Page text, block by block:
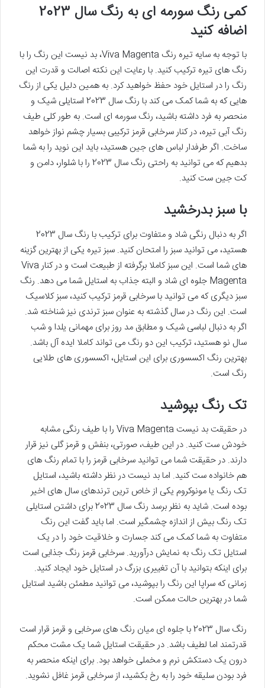
کمی رنگ سورمه ای به رنگ سال 2023
اضافه کنید
با توجه به سایه تیره رنگ Viva Magenta، بد نیست این رنگ را با
رنگ های تیره ترکیب کنید. با رعایت این نکته اصالت و قدرت این
رنگ را در استایل خود حفظ خواهید کرد. به همین دلیل یکی از رنگ
هایی که به شما کمک می کند با رنگ سال 2023 استایلی شیک و
منحصر به فرد داشته باشید، رنگ سورمه ای است. به طور کلی طیف
رنگ آبی تیره، در کنار سرخابی قرمز ترکیبی بسیار چشم نواز خواهد
ساخت. اگر طرفدار لباس های جین هستید، باید این نوید را به شما
بدهیم که می توانید به راحتی رنگ سال 2023 را با شلوار، دامن و
کت جین ست کنید.
با سبز بدرخشید
اگر به دنبال رنگی شاد و متفاوت برای ترکیب با رنگ سال 2023
هستید، می توانید سبز را امتحان کنید. سبز تیره یکی از بهترین گزینه
های شما است. این سبز کاملا برگرفته از طبیعت است و در کنار Viva
Magenta جلوه ای شاد و البته جذاب به استایل شما می دهد. رنگ
سبز دیگری که می توانید با سرخابی قرمز ترکیب کنید، سبز کلاسیک
است. این رنگ در سال گذشته به عنوان سبز ترندی نیز شناخته شد.
اگر به دنبال لباسی شیک و مطابق مد روز برای مهمانی یلدا و شب
سال نو هستید، ترکیب این دو رنگ می تواند کاملا ایده آل باشد.
بهترین رنگ اکسسوری برای این استایل، اکسسوری های طلایی
رنگ است.
تک رنگ بپوشید
در حقیقت بد نیست Viva Magenta را با طیف رنگی مشابه
خودش ست کنید. در این طیف، صورتی، بنفش و قرمز گلی نیز قرار
دارند. در حقیقت شما می توانید سرخابی قرمز را با تمام رنگ های
هم خانواده ست کنید. اما بد نیست در نظر داشته باشید، استایل
تک رنگ یا مونوکروم یکی از خاص ترین ترندهای سال های اخیر
بوده است. شاید به نظر برسد رنگ سال 2023 برای داشتن استایلی
تک رنگ بیش از اندازه چشمگیر است. اما باید گفت این رنگ
متفاوت به شما کمک می کند جسارت و خلاقیت خود را در یک
استایل تک رنگ به نمایش درآورید. سرخابی قرمز رنگ جذابی است
برای اینکه بتوانید با آن تغییری بزرگ در استایل خود ایجاد کنید.
زمانی که سراپا این رنگ را بپوشید، می توانید مطمئن باشید استایل
شما در بهترین حالت ممکن است.
رنگ سال 2023 با جلوه ای میان رنگ های سرخابی و قرمز قرار است
قدرتمند اما لطیف باشد. در حقیقت استایل شما یک مشت محکم
درون یک دستکش نرم و مخملی خواهد بود. برای اینکه منحصر به
فرد بودن سلیقه خود را به رخ بکشید، از سرخابی قرمز غافل نشوید.